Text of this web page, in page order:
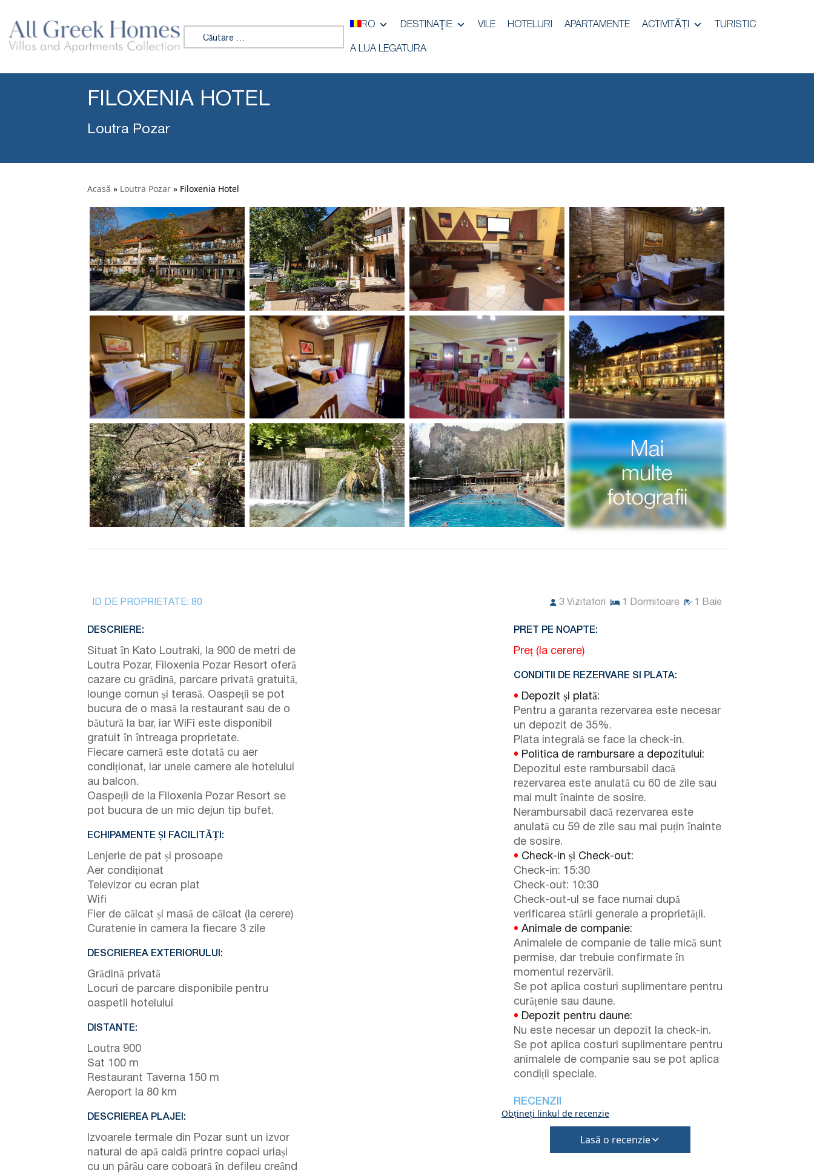
Caută:
RO DESTINAŢIE VILE HOTELURI APARTAMENTE ACTIVITĂȚI TURISTIC
A LUA LEGATURA
FILOXENIA HOTEL
Loutra Pozar
Acasă » Loutra Pozar » Filoxenia Hotel
Mai
multe
fotografii
ID DE PROPRIETATE: 80 3 Vizitatori 1 Dormitoare 1 Baie
DESCRIERE:
Situat în Kato Loutraki, la 900 de metri de
Loutra Pozar, Filoxenia Pozar Resort oferă
cazare cu grădină, parcare privată gratuită,
lounge comun și terasă. Oaspeții se pot
bucura de o masă la restaurant sau de o
băutură la bar, iar WiFi este disponibil
gratuit în întreaga proprietate.
Fiecare cameră este dotată cu aer
condiționat, iar unele camere ale hotelului
au balcon.
Oaspeții de la Filoxenia Pozar Resort se
pot bucura de un mic dejun tip bufet.
ECHIPAMENTE ȘI FACILITĂȚI:
Lenjerie de pat și prosoape
Aer condiționat
Televizor cu ecran plat
Wifi
Fier de călcat și masă de călcat (la cerere)
Curatenie in camera la fiecare 3 zile
DESCRIEREA EXTERIORULUI:
Grădină privată
Locuri de parcare disponibile pentru
oaspetii hotelului
DISTANTE:
Loutra 900
Sat 100 m
Restaurant Taverna 150 m
Aeroport la 80 km
DESCRIEREA PLAJEI:
Izvoarele termale din Pozar sunt un izvor
natural de apă caldă printre copaci uriași
cu un pârâu care coboară în defileu creând
PRET PE NOAPTE:
Preț (la cerere)
CONDITII DE REZERVARE SI PLATA:
• Depozit și plată:
Pentru a garanta rezervarea este necesar
un depozit de 35%.
Plata integrală se face la check-in.
• Politica de rambursare a depozitului:
Depozitul este rambursabil dacă
rezervarea este anulată cu 60 de zile sau
mai mult înainte de sosire.
Nerambursabil dacă rezervarea este
anulată cu 59 de zile sau mai puțin înainte
de sosire.
• Check-in și Check-out:
Check-in: 15:30
Check-out: 10:30
Check-out-ul se face numai după
verificarea stării generale a proprietății.
• Animale de companie:
Animalele de companie de talie mică sunt
permise, dar trebuie confirmate în
momentul rezervării.
Se pot aplica costuri suplimentare pentru
curățenie sau daune.
• Depozit pentru daune:
Nu este necesar un depozit la check-in.
Se pot aplica costuri suplimentare pentru
animalele de companie sau se pot aplica
condiții speciale.
RECENZII
Obțineți linkul de recenzie
Lasă o recenzie